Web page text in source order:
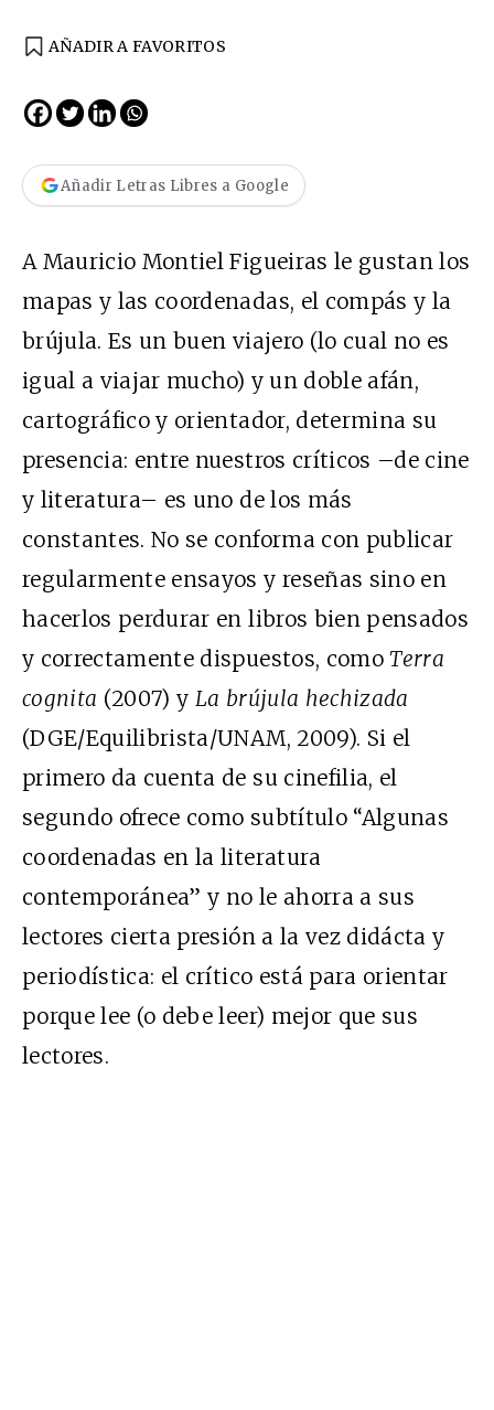
AÑADIR A FAVORITOS
Añadir Letras Libres a Google
A Mauricio Montiel Figueiras le gustan los
mapas y las coordenadas, el compás y la
brújula. Es un buen viajero (lo cual no es
igual a viajar mucho) y un doble afán,
cartográfico y orientador, determina su
presencia: entre nuestros críticos –de cine
y literatura– es uno de los más
constantes. No se conforma con publicar
regularmente ensayos y reseñas sino en
hacerlos perdurar en libros bien pensados
y correctamente dispuestos, comoTerra
cognita (2007) y La brújula hechizada
(DGE/Equilibrista/UNAM, 2009). Si el
primero da cuenta de su cinefilia, el
segundo ofrece como subtítulo “Algunas
coordenadas en la literatura
contemporánea” y no le ahorra a sus
lectores cierta presión a la vez didácta y
periodística: el crítico está para orientar
porque lee (o debe leer) mejor que sus
lectores.